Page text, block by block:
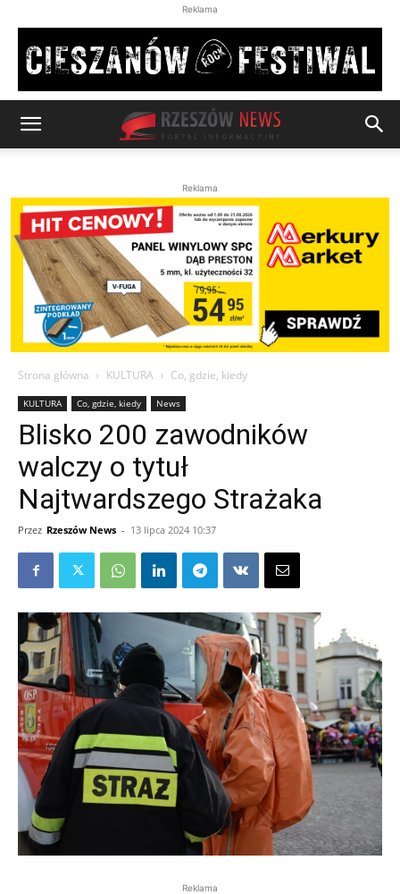
Reklama
Reklama
Strona główna KULTURA Co, gdzie, kiedy
KULTURA Co, gdzie, kiedy News
Blisko 200 zawodników
walczy o tytuł
Najtwardszego Strażaka
Przez Rzeszów News - 13 lipca 2024 10:37
Reklama